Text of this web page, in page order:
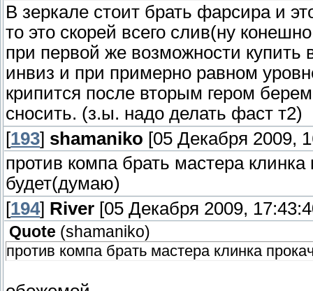
В зеркале стоит брать фарсира и
то это скорей всего слив(ну
при первой же возможности купить
инвиз и при примерно равном
крипится после вторым гером
сносить. (з.ы. надо делать фаст т2)
[193] shamaniko [05 Декабря 2009,
против компа брать мастера
будет(думаю)
[194] River [05 Декабря 2009,
Quote (shamaniko)
против компа брать мастера клинка